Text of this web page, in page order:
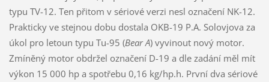
typu TV-12. Ten přitom v sériové verzi nesl označení NK-12.
Prakticky ve stejnou dobu dostala OKB-19 P.A. Solovjova za
úkol pro letoun typu Tu-95 (Bear A) vyvinout nový motor.
Zmíněný motor obdržel označení D-19 a dle zadání měl mít
výkon 15 000 hp a spotřebu 0,16 kg/hp.h. První dva sériové